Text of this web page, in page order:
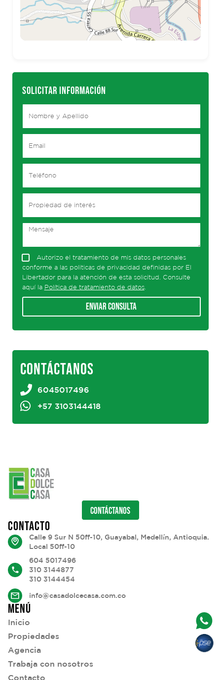
SOLICITAR INFORMACIÓN
Autorizo el tratamiento de mis datos personales
conforme a las politicas de privacidad definidas por El
Libertador para la atención de esta solicitud. Consulte
aquí la Política de tratamiento de datos.
Enviar consulta
CONTÁCTANOS
6045017496
+57 3103144418
CONTÁCTANOS
CONTACTO
Calle 9 Sur N 50ff-10, Guayabal, Medellín, Antioquia.
Local 50ff-10
604 5017496
310 3144877
310 3144454
info@casadolcecasa.com.co
MENÚ
Inicio
Propiedades
Agencia
Trabaja con nosotros
Contacto